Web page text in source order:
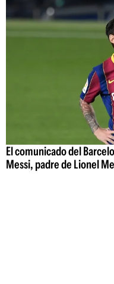
El comunicado del
Messi, padre de Lionel